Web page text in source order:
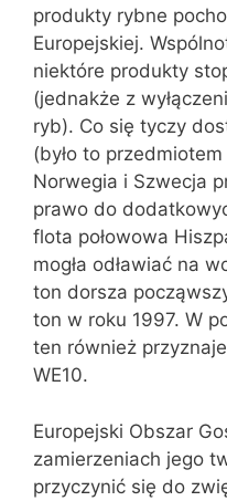
produkty rybne
Europejskiej.
niektóre produkty
(jednakże z
ryb). Co się tyczy
(było to
Norwegia i Szwecja
prawo do
flota połowowa
mogła odławiać na
ton dorsza
ton w roku 1997. W
ten również
WE10.
Europejski Obszar
zamierzeniach jego
przyczynić się do